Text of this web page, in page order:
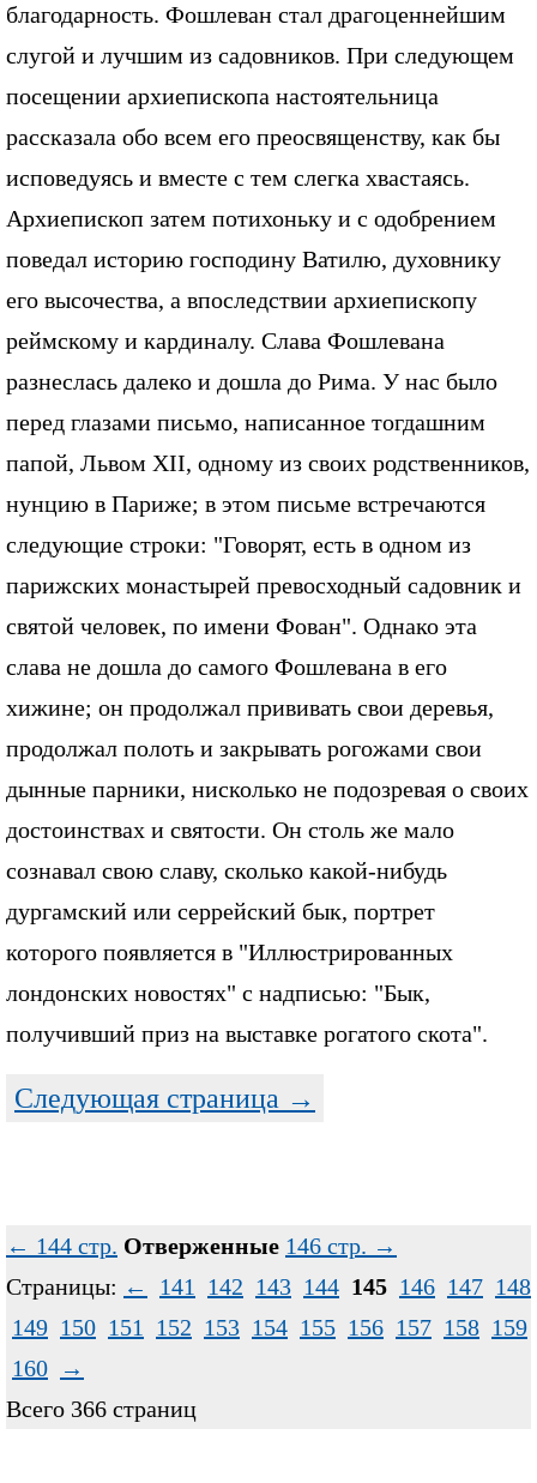
благодарность. Фошлеван стал драгоценнейшим
слугой и лучшим из садовников. При следующем
посещении архиепископа настоятельница
рассказала обо всем его преосвященству, как бы
исповедуясь и вместе с тем слегка хвастаясь.
Архиепископ затем потихоньку и с одобрением
поведал историю господину Ватилю, духовнику
его высочества, а впоследствии архиепископу
реймскому и кардиналу. Слава Фошлевана
разнеслась далеко и дошла до Рима. У нас было
перед глазами письмо, написанное тогдашним
папой, Львом XII, одному из своих родственников,
нунцию в Париже; в этом письме встречаются
следующие строки: "Говорят, есть в одном из
парижских монастырей превосходный садовник и
святой человек, по имени Фован". Однако эта
слава не дошла до самого Фошлевана в его
хижине; он продолжал прививать свои деревья,
продолжал полоть и закрывать рогожами свои
дынные парники, нисколько не подозревая о своих
достоинствах и святости. Он столь же мало
сознавал свою славу, сколько какой-нибудь
дургамский или серрейский бык, портрет
которого появляется в "Иллюстрированных
лондонских новостях" с надписью: "Бык,
получивший приз на выставке рогатого скота".
Следующая страница →
← 144 стр. Отверженные 146 стр. →
Страницы: ← 141 142 143 144 145 146 147 148
149 150 151 152 153 154 155 156 157 158 159
160
→
Всего 366 страниц